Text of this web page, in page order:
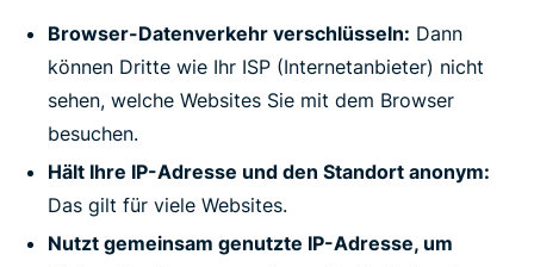
Browser-Datenverkehr verschlüsseln: Dann
können Dritte wie Ihr ISP (Internetanbieter) nicht
sehen, welche Websites Sie mit dem Browser
besuchen.
Hält Ihre IP-Adresse und den Standort anonym:
Das gilt für viele Websites.
Nutzt gemeinsam genutzte IP-Adresse, um